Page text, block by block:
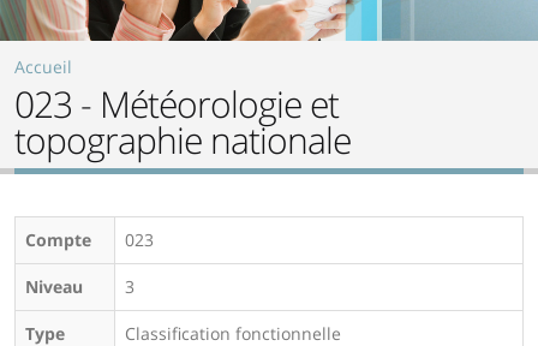
Accueil
023 - Météorologie et
topographie nationale
Compte 023
Niveau 3
Type Classification fonctionnelle